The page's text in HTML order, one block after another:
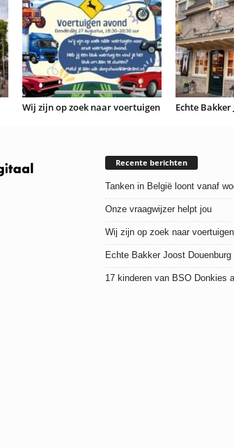
Wij zijn op zoek naar voertuigen Echte
Recente berichten
Tanken in België loont vanaf
Onze vraagwijzer helpt jou
Wij zijn op zoek naar voertuigen
Echte Bakker Joost Douenburg
17 kinderen van BSO Donkies